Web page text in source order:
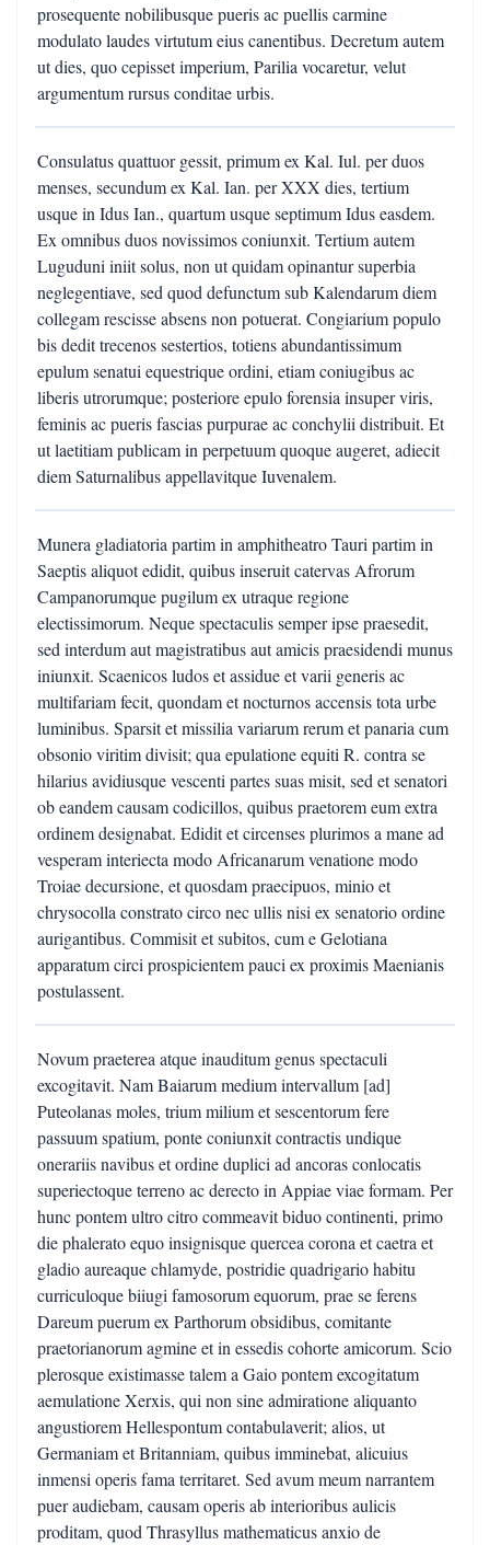
prosequente nobilibusque pueris ac puellis carmine
modulato laudes virtutum eius canentibus. Decretum autem
ut dies, quo cepisset imperium, Parilia vocaretur, velut
argumentum rursus conditae urbis.
Consulatus quattuor gessit, primum ex Kal. Iul. per duos
menses, secundum ex Kal. Ian. per XXX dies, tertium
usque in Idus Ian., quartum usque septimum Idus easdem.
Ex omnibus duos novissimos coniunxit. Tertium autem
Luguduni iniit solus, non ut quidam opinantur superbia
neglegentiave, sed quod defunctum sub Kalendarum diem
collegam rescisse absens non potuerat. Congiarium populo
bis dedit trecenos sestertios, totiens abundantissimum
epulum senatui equestrique ordini, etiam coniugibus ac
liberis utrorumque; posteriore epulo forensia insuper viris,
feminis ac pueris fascias purpurae ac conchylii distribuit. Et
ut laetitiam publicam in perpetuum quoque augeret, adiecit
diem Saturnalibus appellavitque Iuvenalem.
Munera gladiatoria partim in amphitheatro Tauri partim in
Saeptis aliquot edidit, quibus inseruit catervas Afrorum
Campanorumque pugilum ex utraque regione
electissimorum. Neque spectaculis semper ipse praesedit,
sed interdum aut magistratibus aut amicis praesidendi munus
iniunxit. Scaenicos ludos et assidue et varii generis ac
multifariam fecit, quondam et nocturnos accensis tota urbe
luminibus. Sparsit et missilia variarum rerum et panaria cum
obsonio viritim divisit; qua epulatione equiti R. contra se
hilarius avidiusque vescenti partes suas misit, sed et senatori
ob eandem causam codicillos, quibus praetorem eum extra
ordinem designabat. Edidit et circenses plurimos a mane ad
vesperam interiecta modo Africanarum venatione modo
Troiae decursione, et quosdam praecipuos, minio et
chrysocolla constrato circo nec ullis nisi ex senatorio ordine
aurigantibus. Commisit et subitos, cum e Gelotiana
apparatum circi prospicientem pauci ex proximis Maenianis
postulassent.
Novum praeterea atque inauditum genus spectaculi
excogitavit. Nam Baiarum medium intervallum [ad]
Puteolanas moles, trium milium et sescentorum fere
passuum spatium, ponte coniunxit contractis undique
onerariis navibus et ordine duplici ad ancoras conlocatis
superiectoque terreno ac derecto in Appiae viae formam. Per
hunc pontem ultro citro commeavit biduo continenti, primo
die phalerato equo insignisque quercea corona et caetra et
gladio aureaque chlamyde, postridie quadrigario habitu
curriculoque biiugi famosorum equorum, prae se ferens
Dareum puerum ex Parthorum obsidibus, comitante
praetorianorum agmine et in essedis cohorte amicorum. Scio
plerosque existimasse talem a Gaio pontem excogitatum
aemulatione Xerxis, qui non sine admiratione aliquanto
angustiorem Hellespontum contabulaverit; alios, ut
Germaniam et Britanniam, quibus imminebat, alicuius
inmensi operis fama territaret. Sed avum meum narrantem
puer audiebam, causam operis ab interioribus aulicis
proditam, quod Thrasyllus mathematicus anxio de